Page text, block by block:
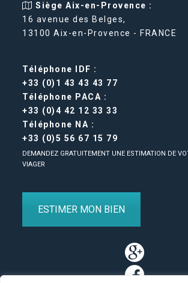
Siège Aix-en-Provence :
16 avenue des Belges,
13100 Aix-en-Provence - FRANCE
Téléphone IDF :
+33 (0)1 43 43 43 77
Téléphone PACA :
+33 (0)4 42 12 33 33
Téléphone NA :
+33 (0)5 56 67 15 79
DEMANDEZ GRATUITEMENT UNE ESTIMATION DE
VIAGER
ESTIMER MON BIEN